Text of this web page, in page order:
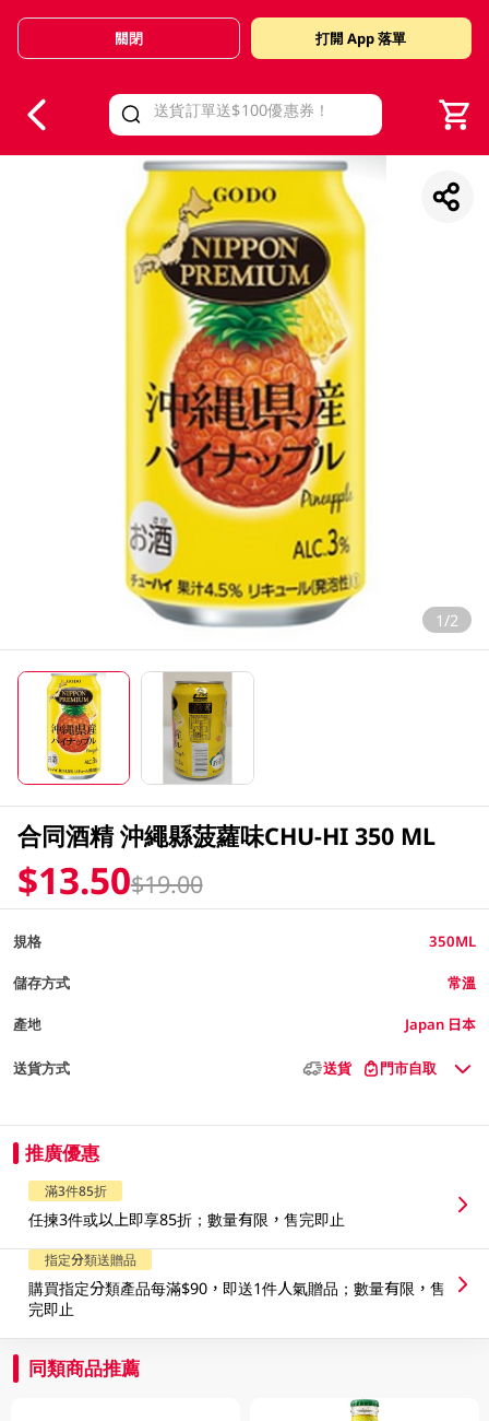
Valid Until 30 June 2026
關閉 打開 App 落單
1/2
合同酒精 沖繩縣菠蘿味CHU-HI 350 ML
$13.50$19.00
規格 350ML
儲存方式 常溫
產地 Japan 日本
送貨方式 送貨 門市自取
推廣優惠
滿3件85折
任揀3件或以上即享85折；數量有限，售完即止
指定分類送贈品
購買指定分類產品每滿$90，即送1件人氣贈品；數量有限，售
完即止
同類商品推薦